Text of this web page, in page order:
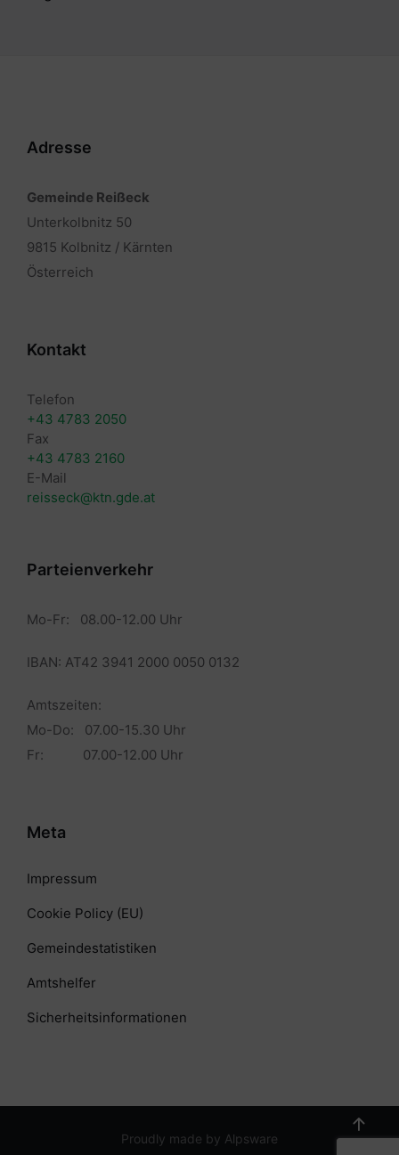
Adresse
Gemeinde Reißeck
Unterkolbnitz 50
9815 Kolbnitz / Kärnten
Österreich
Kontakt
Telefon
+43 4783 2050
Fax
+43 4783 2160
E-Mail
reisseck@ktn.gde.at
Parteienverkehr
Mo-Fr: 08.00-12.00 Uhr
IBAN: AT42 3941 2000 0050 0132
Amtszeiten:
Mo-Do: 07.00-15.30 Uhr
Fr: 07.00-12.00 Uhr
Meta
Impressum
Cookie Policy (EU)
Gemeindestatistiken
Amtshelfer
Sicherheitsinformationen
Proudly made by Alpsware